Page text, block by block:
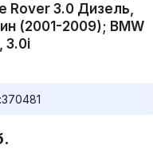
Rover 3.0 Дизель,
(2001-2009); BMW
3.0i
370481